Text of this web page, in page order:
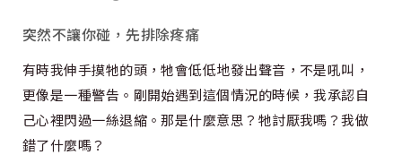
突然不讓你碰，先排除疼痛
有時我伸手摸牠的頭，牠會低低地發出聲音，不是吼叫，
更像是一種警告。剛開始遇到這個情況的時候，我承認自
己心裡閃過一絲退縮。那是什麼意思？牠討厭我嗎？我做
錯了什麼嗎？